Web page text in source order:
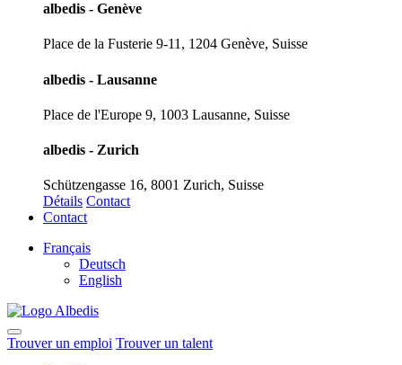
albedis - Genève
Place de la Fusterie 9-11, 1204 Genève, Suisse
albedis - Lausanne
Place de l'Europe 9, 1003 Lausanne, Suisse
albedis - Zurich
Schützengasse 16, 8001 Zurich, Suisse
Détails Contact
Contact
Français
Deutsch
English
Trouver un emploi Trouver un talent